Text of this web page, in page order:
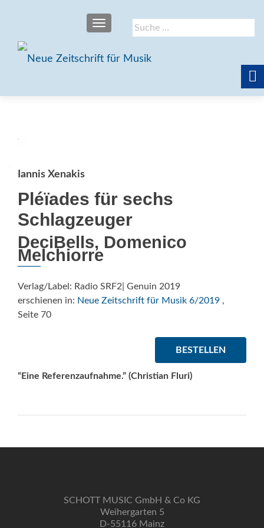
Suche
nach:
SCHALTE NAVIGATION
Iannis Xenakis
Pléïades für sechs
Schlagzeuger
DeciBells, Domenico
Melchiorre
Verlag/Label: Radio SRF2| Genuin 2019
erschienen in: Neue Zeitschrift für Musik 6/2019 ,
Seite 70
BESTELLEN
“Eine Referenzaufnahme.” (Christian Fluri)
SCHOTT MUSIC GmbH & Co KG
Weihergarten 5
D-55116 Mainz